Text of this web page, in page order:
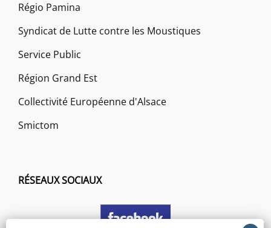
Régio Pamina
Syndicat de Lutte contre les Moustiques
Service Public
Région Grand Est
Collectivité Européenne d'Alsace
Smictom
RÉSEAUX SOCIAUX